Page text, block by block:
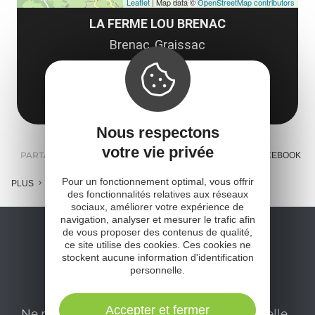
LA FERME LOU BRENAC
Brenac, Graissac
12420 Argences-en-Aubrac
Obtenir l'itinéraire
PARTAGER : E-MAIL MESSENGER FACEBOOK
PLUS
Nous respectons
votre vie privée
Pour un fonctionnement optimal, vous offrir
des fonctionnalités relatives aux réseaux
sociaux, améliorer votre expérience de
navigation, analyser et mesurer le trafic afin
de vous proposer des contenus de qualité,
ce site utilise des cookies. Ces cookies ne
stockent aucune information d'identification
personnelle.
Accepter et fermer